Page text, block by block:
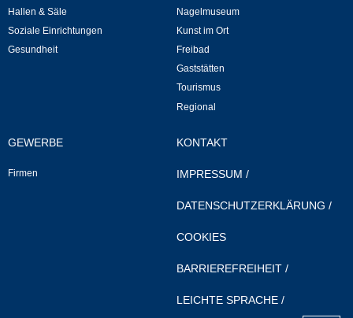
Hallen & Säle
Schulturnhalle
Hallen & Säle
Soziale Einrichtungen
Gesundheit
Nagelmuseum
Kunst im Ort
Freibad
Gaststätten
Tourismus
Regional
GEWERBE
Firmen
KONTAKT
IMPRESSUM /
DATENSCHUTZERKLÄRUNG /
COOKIES
BARRIEREFREIHEIT /
LEICHTE SPRACHE /